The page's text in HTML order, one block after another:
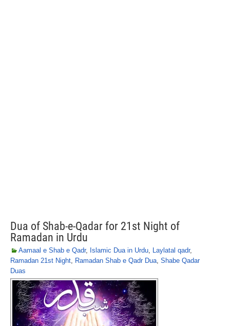
Dua of Shab-e-Qadar for 21st Night of
Ramadan in Urdu
Aamaal e Shab e Qadr, Islamic Dua in Urdu, Laylatal qadr,
Ramadan 21st Night, Ramadan Shab e Qadr Dua, Shabe Qadar
Duas